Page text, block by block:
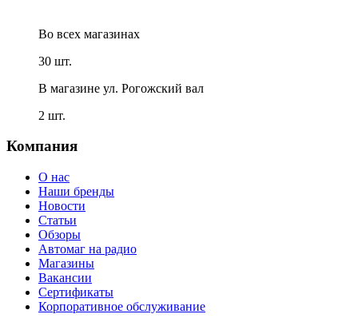
Во всех магазинах
30 шт.
В магазине ул. Рогожский вал
2 шт.
Компания
О нас
Наши бренды
Новости
Статьи
Обзоры
Автомаг на радио
Магазины
Вакансии
Сертификаты
Корпоративное обслуживание